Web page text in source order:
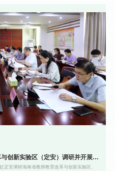
创新实验区（定安）调研并开展访
安调研海南省教师教育改革与创新实验区、